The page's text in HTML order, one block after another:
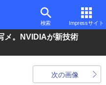
検索 Impressサイト
メ。NVIDIAが新技術
次の画像